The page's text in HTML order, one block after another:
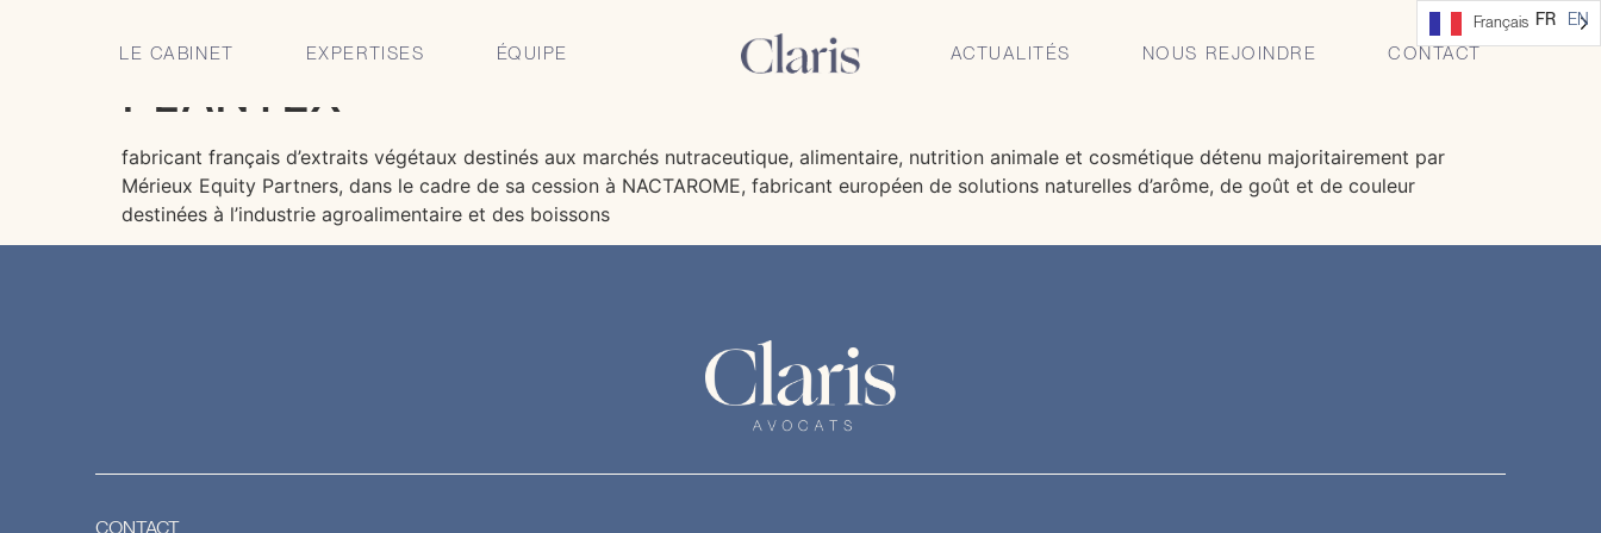
LE CABINET EXPERTISES ÉQUIPE ACTUALITÉS NOUS REJOINDRE CONTACT
Français FR EN
CLARIS Avocats conseille l’équipe de management de
PLANTEX
fabricant français d’extraits végétaux destinés aux marchés nutraceutique, alimentaire, nutrition animale et cosmétique détenu majoritairement par
Mérieux Equity Partners, dans le cadre de sa cession à NACTAROME, fabricant européen de solutions naturelles d’arôme, de goût et de couleur
destinées à l’industrie agroalimentaire et des boissons
CONTACT